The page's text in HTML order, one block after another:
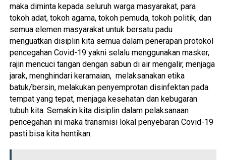
maka diminta kepada seluruh warga masyarakat, para
tokoh adat, tokoh agama, tokoh pemuda, tokoh politik, dan
semua elemen masyarakat untuk bersatu padu
menguatkan disiplin kita semua dalam penerapan protokol
pencegahan Covid-19 yakni selalu menggunakan masker,
rajin mencuci tangan dengan sabun di air mengalir, menjaga
jarak, menghindari keramaian, melaksanakan etika
batuk/bersin, melakukan penyemprotan disinfektan pada
tempat yang tepat, menjaga kesehatan dan kebugaran
tubuh kita. Semakin kita disiplin dalam pelaksanaan
pencegahan ini maka transmisi lokal penyebaran Covid-19
pasti bisa kita hentikan.